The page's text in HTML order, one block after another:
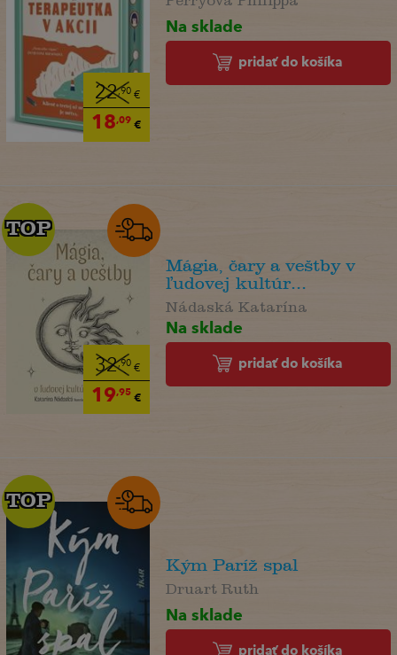
22,90€
18,09€
Na sklade
pridať do košíka
32,90€
19,95€
TOP
TOP
Mágia, čary a veštby v
ľudovej kultúr...
Nádaská Katarína
Na sklade
pridať do košíka
TOP
TOP
Kým Paríž spal
Druart Ruth
Na sklade
pridať do košíka